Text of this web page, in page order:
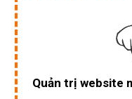
Quản trị website